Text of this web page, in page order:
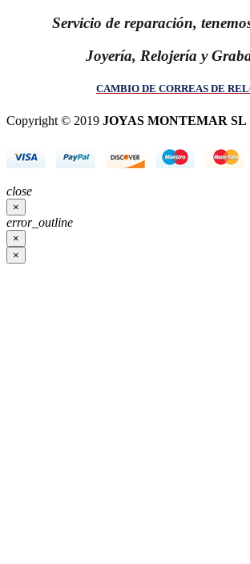
Servicio de reparación,
Joyería, Relojería y
CAMBIO DE CORREAS DE
Copyright © 2019 JOYAS MONTEMAR SL
close
×
error_outline
×
×